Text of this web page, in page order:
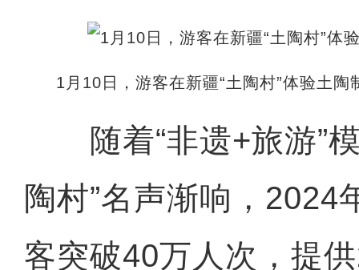
1月10日，游客在新疆“土陶村”体验土
随着“非遗+旅游”模
陶村”名声渐响，2024
客突破40万人次，提